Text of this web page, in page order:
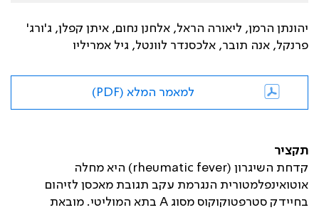
יהונתן הרמן, ליאורה הראל, אלחנן נחום, איתן קפלן, ג'ורג'
פרנקל, אנה תובר, אלכסנדר לוונטל, גיל אמריליו
למאמר המלא (PDF)
תקציר
קדחת השיגרון (rheumatic fever) היא מחלה
אוטואינפלמטורית הנגרמת עקב תגובת מאכסן לזיהום
בחיידק סטרפטוקוקוס מסוג A בתא המוליטי. מובאת